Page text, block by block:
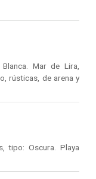
Mar de Lira,
rústicas, de arena y
tipo: Oscura. Playa